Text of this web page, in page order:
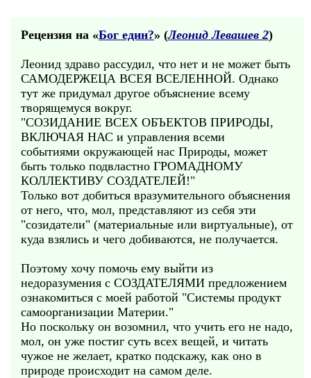
Рецензия на «Бог един?» (Леонид Левашев 2)
Леонид здраво рассудил, что нет и не может быть
САМОДЕРЖЕЦА ВСЕЯ ВСЕЛЕННОЙ. Однако
тут же придумал другое объяснение всему
творящемуся вокруг.
"СОЗИДАНИЕ ВСЕХ ОБЪЕКТОВ ПРИРОДЫ,
ВКЛЮЧАЯ НАС и управления всеми
событиями окружающей нас Природы, может
быть только подвластно ГРОМАДНОМУ
КОЛЛЕКТИВУ СОЗДАТЕЛЕЙ!"
Только вот добиться вразумительного объяснения
от него, что, мол, представляют из себя эти
"созидатели" (материальные или виртуальные), от
куда взялись и чего добиваются, не получается.
Поэтому хочу помочь ему выйти из
недоразумения с СОЗДАТЕЛЯМИ предложением
ознакомиться с моей работой "Системы продукт
самоорганизации Материи."
Но поскольку он возомнил, что учить его не надо,
мол, он уже постиг суть всех вещей, и читать
чужое не желает, кратко подскажу, как оно в
природе происходит на самом деле.